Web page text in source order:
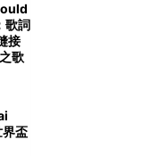
歌詞
接
歌
盃